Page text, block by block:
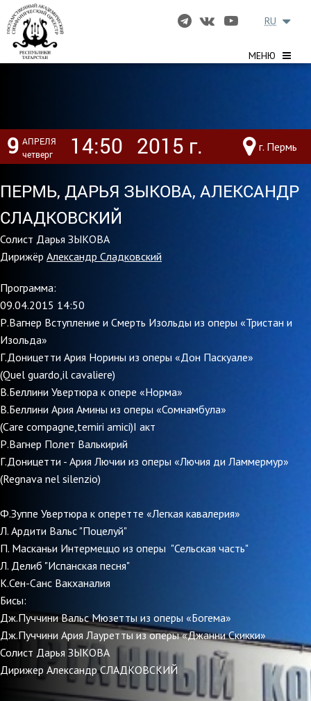
МЕНЮ
RU
9 АПРЕЛЯ
четверг
14:50 2015 г. г. Пермь
ПЕРМЬ, ДАРЬЯ ЗЫКОВА, АЛЕКСАНДР
СЛАДКОВСКИЙ
Солист Дарья ЗЫКОВА
Дирижёр Александр Сладковский
Программа:
09.04.2015 14:50
Р.Вагнер Вступление и Смерть Изольды из оперы «Тристан и
Изольда»
Г.Доницетти Ария Норины из оперы «Дон Паскуале»
(Quel guardo,il cavaliere)
В.Беллини Увертюра к опере «Норма»
В.Беллини Ария Амины из оперы «Сомнамбула»
(Care compagne,temiri amici)I акт
Р.Вагнер Полет Валькирий
Г.Доницетти - Ария Лючии из оперы «Лючия ди Ламмермур»
(Regnava nel silenzio)
Ф.Зуппе Увертюра к оперетте «Легкая кавалерия»
Л. Ардити Вальс "Поцелуй"
П. Масканьи Интермеццо из оперы "Сельская часть"
Л. Делиб "Испанская песня"
К.Сен-Санс Вакханалия
Бисы:
Дж.Пуччини Вальс Мюзетты из оперы «Богема»
Дж.Пуччини Ария Лауретты из оперы «Джанни Скикки»
Солист Дарья ЗЫКОВА
Дирижер Александр СЛАДКОВСКИЙ